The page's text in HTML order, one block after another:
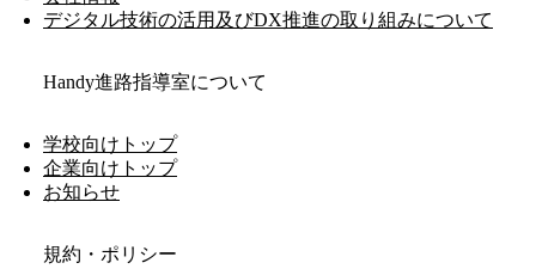
デジタル技術の活用及びDX推進の取り組みについて
Handy進路指導室について
学校向けトップ
企業向けトップ
お知らせ
規約・ポリシー